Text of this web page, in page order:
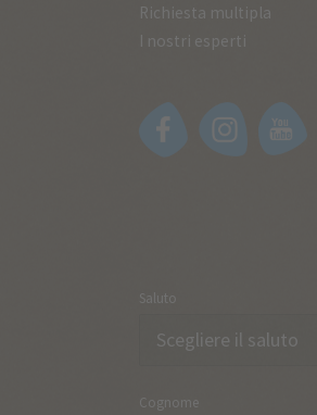
Richiesta multipla
I nostri esperti
Saluto
Cognome